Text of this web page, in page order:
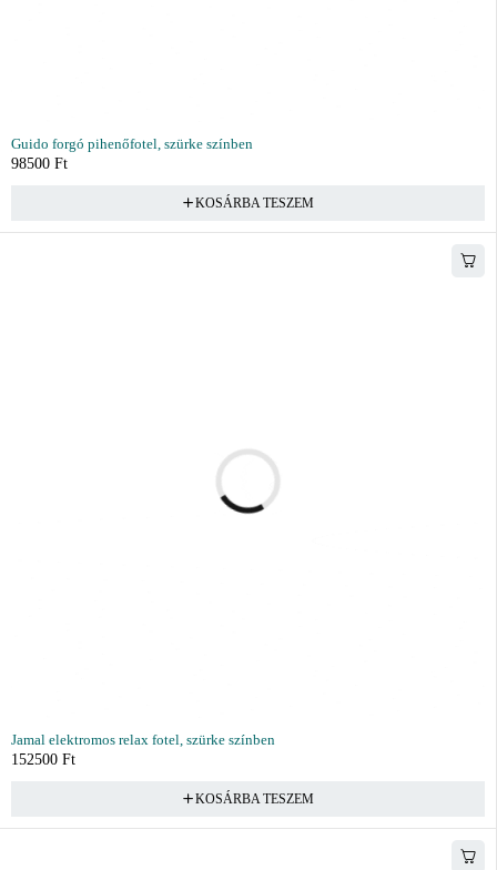
Guido forgó pihenőfotel, szürke színben
98500 Ft
KOSÁRBA TESZEM
Jamal elektromos relax fotel, szürke színben
152500 Ft
KOSÁRBA TESZEM